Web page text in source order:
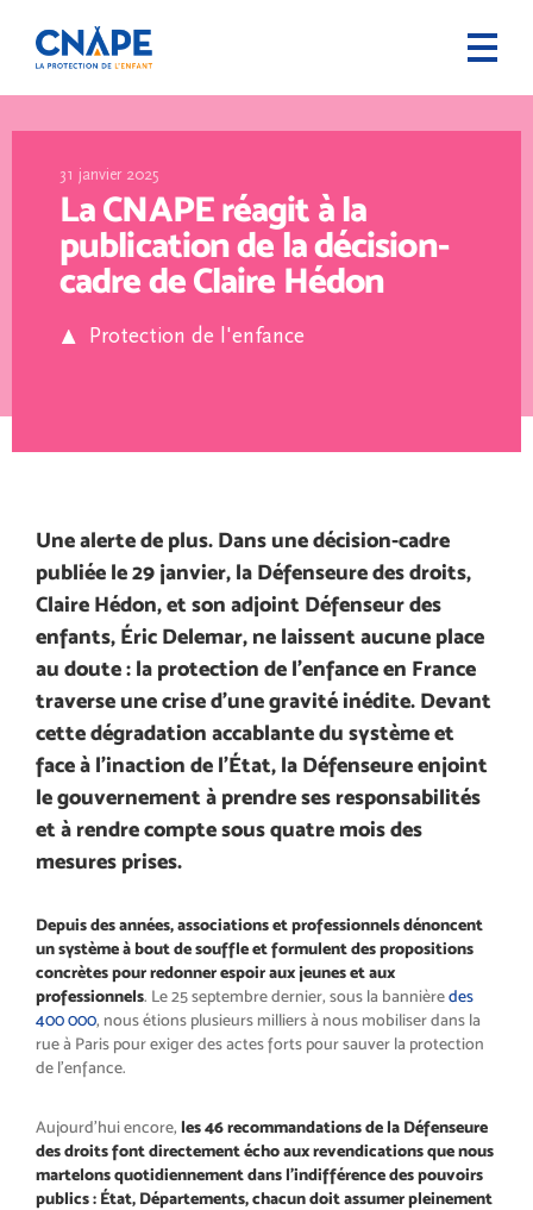
31 janvier 2025
La CNAPE réagit à la
publication de la décision-
cadre de Claire Hédon
Protection de l'enfance
Une alerte de plus. Dans une décision-cadre
publiée le 29 janvier, la Défenseure des droits,
Claire Hédon, et son adjoint Défenseur des
enfants, Éric Delemar, ne laissent aucune place
au doute : la protection de l’enfance en France
traverse une crise d’une gravité inédite. Devant
cette dégradation accablante du système et
face à l’inaction de l’État, la Défenseure enjoint
le gouvernement à prendre ses responsabilités
et à rendre compte sous quatre mois des
mesures prises.
Depuis des années, associations et professionnels dénoncent
un système à bout de souffle et formulent des propositions
concrètes pour redonner espoir aux jeunes et aux
professionnels. Le 25 septembre dernier, sous la bannièredes
400 000, nous étions plusieurs milliers à nous mobiliser dans la
rue à Paris pour exiger des actes forts pour sauver la protection
de l’enfance.
Aujourd’hui encore, les 46 recommandations de la Défenseure
des droits font directement écho aux revendications que nous
martelons quotidiennement dans l’indifférence des pouvoirs
publics : État, Départements, chacun doit assumer pleinement